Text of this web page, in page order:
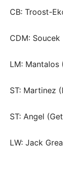
CB: Troost-
CDM: Soucek
LM: Mantalos
ST: Martinez
ST: Angel
LW: Jack